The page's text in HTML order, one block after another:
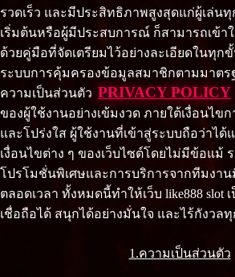
รวดเร็ว และมีประสิทธิภาพสูงสุดแก่ผู้เล่นทุ
เริ่มต้นหรือผู้มีประสบการณ์ ก็สามารถเข้า
ด้วยคู่มือที่จัดเตรียมไว้อย่างละเอียดในทุก
ระบบการคุ้มครองข้อมูลสมาชิกตามมาตร
ความเป็นส่วนตัว PRIVACY POLICY
ของผู้ใช้งานอย่างเข้มงวด ภายใต้เงื่อนไข
และโปร่งใส ผู้ใช้งานที่เข้าสู่ระบบถือว่าได้
เงื่อนไขต่าง ๆ ของเว็บไซต์โดยไม่มีข้อแม้
โปรโมชั่นพิเศษและการบริการจากทีมงา
ตลอดเวลา ทั้งหมดนี้ทำให้เว็บ like888 slot
เชื่อถือได้ สนุกได้อย่างมั่นใจ และไร้กังวล
1.ความเป็นส่วนตัว